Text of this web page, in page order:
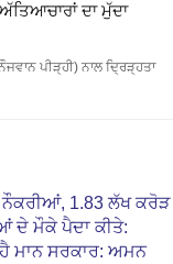
ਦਾ ਮੁੱਦਾ
ਪੀੜ੍ਹੀ) ਨਾਲ ਦ੍ਰਿੜ੍ਹਤਾ
ਨੌਕਰੀਆਂ, 1.83 ਲੱਖ ਕਰੋੜ
ਦੇ ਮੌਕੇ ਪੈਦਾ ਕੀਤੇ:
ਮਾਨ ਸਰਕਾਰ: ਅਮਨ